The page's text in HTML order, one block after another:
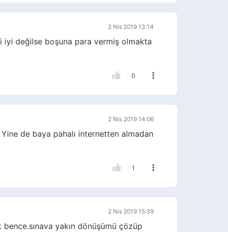
2 Nis 2019 13:14
iyi değilse boşuna para vermiş olmakta
0
2 Nis 2019 14:06
de baya pahalı internetten almadan
1
2 Nis 2019 15:39
yakın dönüşümü çözüp